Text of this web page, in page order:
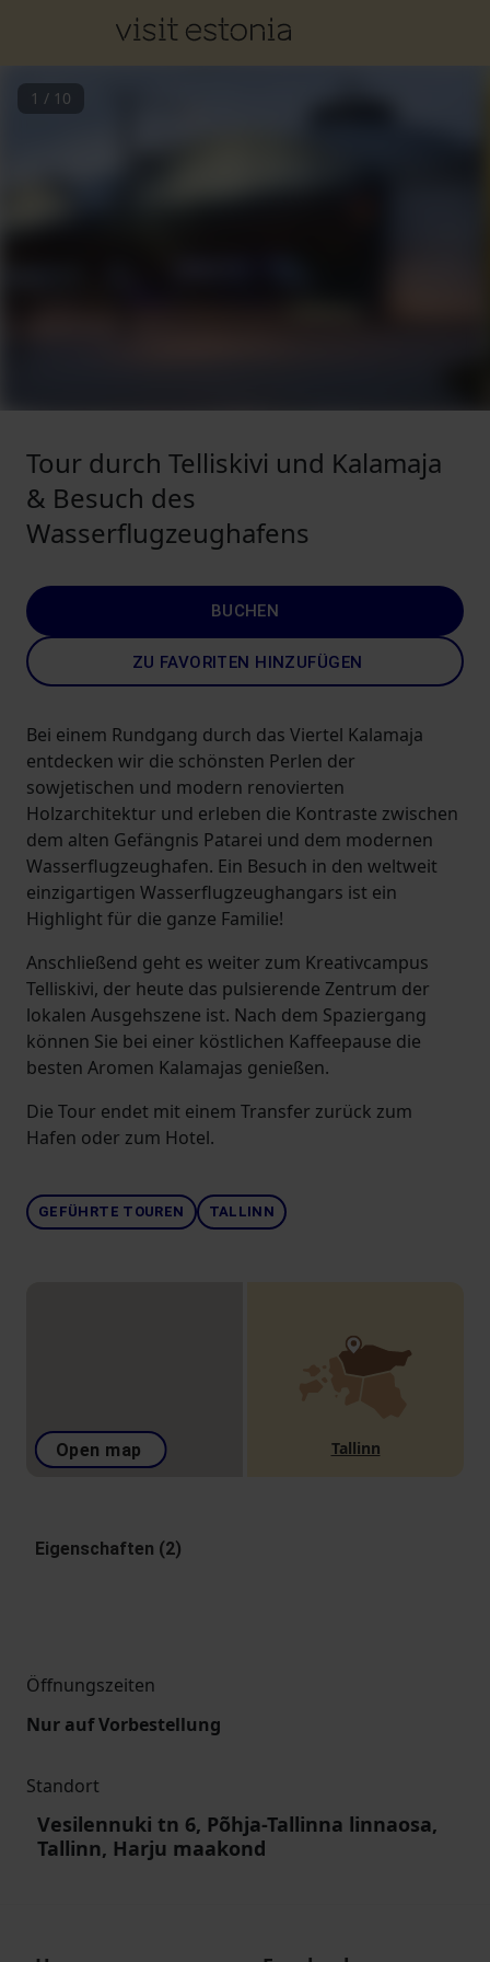
1 / 10
Tour durch Telliskivi und Kalamaja
& Besuch des
Wasserflugzeughafens
BUCHEN
ZU FAVORITEN HINZUFÜGEN
Bei einem Rundgang durch das Viertel Kalamaja
entdecken wir die schönsten Perlen der
sowjetischen und modern renovierten
Holzarchitektur und erleben die Kontraste zwischen
dem alten Gefängnis Patarei und dem modernen
Wasserflugzeughafen. Ein Besuch in den weltweit
einzigartigen Wasserflugzeughangars ist ein
Highlight für die ganze Familie!
Anschließend geht es weiter zum Kreativcampus
Telliskivi, der heute das pulsierende Zentrum der
lokalen Ausgehszene ist. Nach dem Spaziergang
können Sie bei einer köstlichen Kaffeepause die
besten Aromen Kalamajas genießen.
Die Tour endet mit einem Transfer zurück zum
Hafen oder zum Hotel.
GEFÜHRTE TOUREN TALLINN
Open map Tallinn
Eigenschaften (2)
Öffnungszeiten
Nur auf Vorbestellung
Standort
Vesilennuki tn 6, Põhja-Tallinna linnaosa,
Tallinn, Harju maakond